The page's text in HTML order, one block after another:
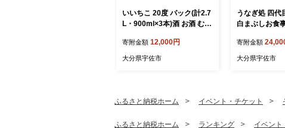
いいちこ 20度 パック(計2.7
L・900ml×3本)酒 お酒 むぎ
コール 飲料 常温 紙パック
【106101500】【酒のひろ
寄附金額 12,000円
大分県宇佐市
うなぎ処 四代
白まぶしお食
蒲焼き 白焼き
まぶし タレ付
寄附金額
大分県宇佐市
ふるさと納税ホーム イベント・チケット
ふるさと納税ホーム ランキング イベント